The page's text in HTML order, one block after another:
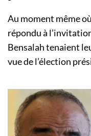
Au moment même
répondu à
Bensalah tenaient
vue de l’élection